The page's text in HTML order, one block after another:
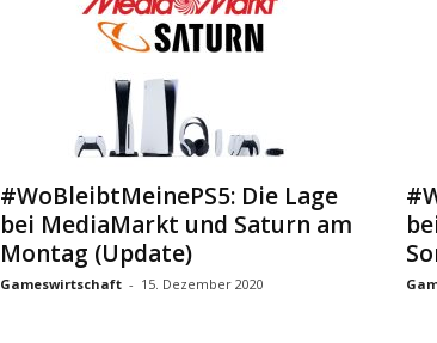
#WoBleibtMeinePS5: Die Lage
bei MediaMarkt und Saturn am
Montag (Update)
Gameswirtschaft - 15. Dezember 2020